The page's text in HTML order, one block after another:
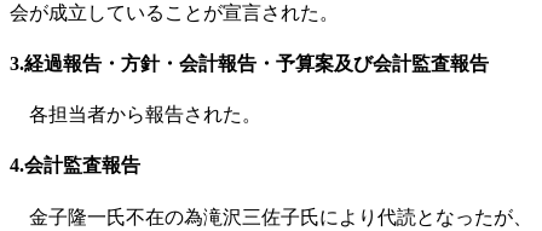
会が成立していることが宣言された。
3.経過報告・方針・会計報告・予算案及び会計監査報告
各担当者から報告された。
4.会計監査報告
金子隆一氏不在の為滝沢三佐子氏により代読となったが、